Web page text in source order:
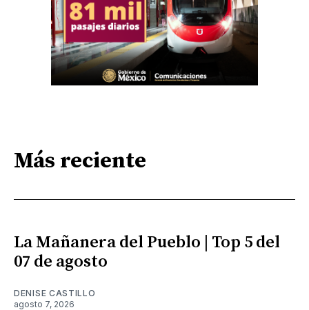
Más reciente
La Mañanera del Pueblo | Top 5 del
07 de agosto
DENISE CASTILLO
agosto 7, 2026